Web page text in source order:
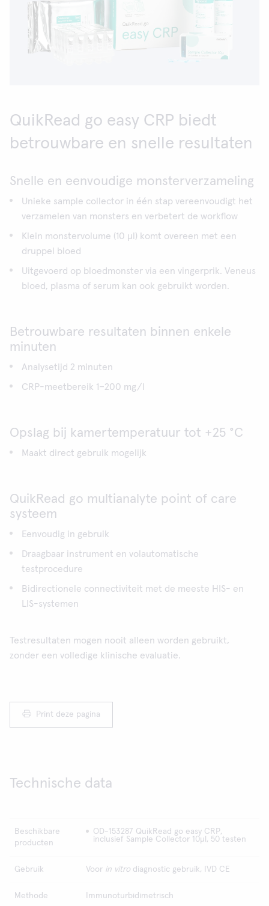
QuikRead go easy CRP biedt
betrouwbare en snelle resultaten
Snelle en eenvoudige monsterverzameling
Unieke sample collector in één stap vereenvoudigt het
verzamelen van monsters en verbetert de workflow
Klein monstervolume (10 μl) komt overeen met een
druppel bloed
Uitgevoerd op bloedmonster via een vingerprik. Veneus
bloed, plasma of serum kan ook gebruikt worden.
Betrouwbare resultaten binnen enkele
minuten
Analysetijd 2 minuten
CRP-meetbereik 1−200 mg/l
Opslag bij kamertemperatuur tot +25 °C
Maakt direct gebruik mogelijk
QuikRead go multianalyte point of care
systeem
Eenvoudig in gebruik
Draagbaar instrument en volautomatische
testprocedure
Bidirectionele connectiviteit met de meeste HIS- en
LIS-systemen
Testresultaten mogen nooit alleen worden gebruikt,
zonder een volledige klinische evaluatie.
Print deze pagina
Technische data
Beschikbare
producten
OD-153287 QuikRead go easy CRP,
inclusief Sample Collector 10µl, 50 testen
Gebruik Voor in vitro diagnostic gebruik, IVD CE
Methode Immunoturbidimetrisch